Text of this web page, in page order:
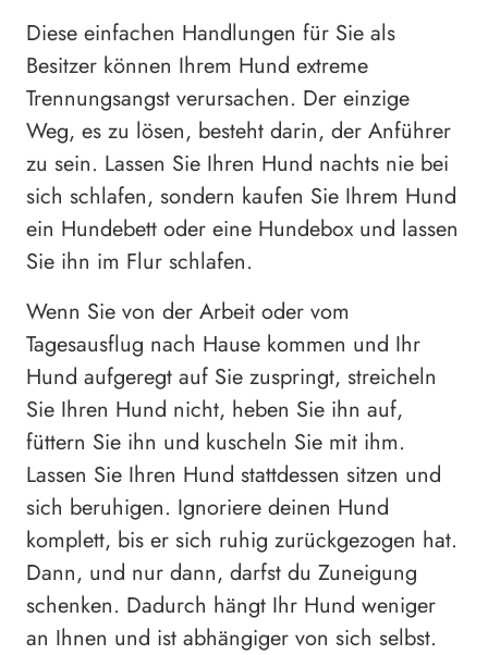
Diese einfachen Handlungen für Sie als
Besitzer können Ihrem Hund extreme
Trennungsangst verursachen. Der einzige
Weg, es zu lösen, besteht darin, der Anführer
zu sein. Lassen Sie Ihren Hund nachts nie bei
sich schlafen, sondern kaufen Sie Ihrem Hund
ein Hundebett oder eine Hundebox und lassen
Sie ihn im Flur schlafen.
Wenn Sie von der Arbeit oder vom
Tagesausflug nach Hause kommen und Ihr
Hund aufgeregt auf Sie zuspringt, streicheln
Sie Ihren Hund nicht, heben Sie ihn auf,
füttern Sie ihn und kuscheln Sie mit ihm.
Lassen Sie Ihren Hund stattdessen sitzen und
sich beruhigen. Ignoriere deinen Hund
komplett, bis er sich ruhig zurückgezogen hat.
Dann, und nur dann, darfst du Zuneigung
schenken. Dadurch hängt Ihr Hund weniger
an Ihnen und ist abhängiger von sich selbst.